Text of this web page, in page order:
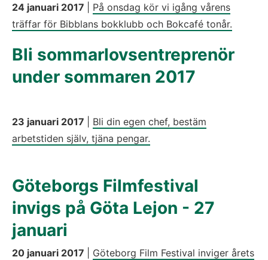
24 januari 2017
På onsdag kör vi igång vårens
träffar för Bibblans bokklubb och Bokcafé tonår.
Bli sommarlovsentreprenör
under sommaren 2017
23 januari 2017
Bli din egen chef, bestäm
arbetstiden själv, tjäna pengar.
Göteborgs Filmfestival
invigs på Göta Lejon - 27
januari
20 januari 2017
Göteborg Film Festival inviger årets